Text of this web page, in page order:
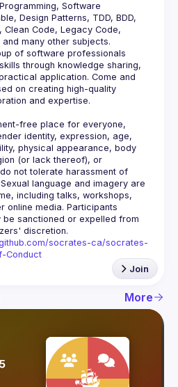
Software
Design Patterns, TDD, BDD,
Clean Code, Legacy Code,
of software professionals
through knowledge sharing,
application. Come and
on creating high-quality
free place for everyone,
identity, expression, age,
physical appearance, body
(or lack thereof), or
not tolerate harassment of
language and imagery are
including talks, workshops,
online media. Participants
be sanctioned or expelled from
socrates-ca/socrates-
Conduct
Join
More